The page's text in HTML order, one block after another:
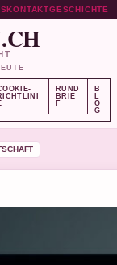
KONTAKTGESCHICHTE
RUND
BRIE
F
B
L
O
G